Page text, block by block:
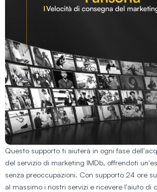
Questo supporto ti aiuterà in ogni fase
del servizio di marketing IMDb, offrendoti
senza preoccupazioni. Con supporto 24 ore
al massimo i nostri servizi e ricevere l'aiuto di